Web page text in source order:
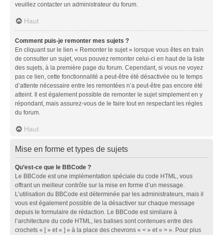
veuillez contacter un administrateur du forum.
Haut
Comment puis-je remonter mes sujets ?
En cliquant sur le lien « Remonter le sujet » lorsque vous êtes en train
de consulter un sujet, vous pouvez remonter celui-ci en haut de la liste
des sujets, à la première page du forum. Cependant, si vous ne voyez
pas ce lien, cette fonctionnalité a peut-être été désactivée ou le temps
d’attente nécessaire entre les remontées n’a peut-être pas encore été
atteint. Il est également possible de remonter le sujet simplement en y
répondant, mais assurez-vous de le faire tout en respectant les règles
du forum.
Haut
Mise en forme et types de sujets
Qu’est-ce que le BBCode ?
Le BBCode est une implémentation spéciale du code HTML, vous
offrant un meilleur contrôle sur la mise en forme d’un message.
L’utilisation du BBCode est déterminée par les administrateurs, mais il
vous est également possible de la désactiver sur chaque message
depuis le formulaire de rédaction. Le BBCode est similaire à
l’architecture du code HTML, les balises sont contenues entre des
crochets « [ » et « ] » à la place des chevrons « < » et « > ». Pour plus